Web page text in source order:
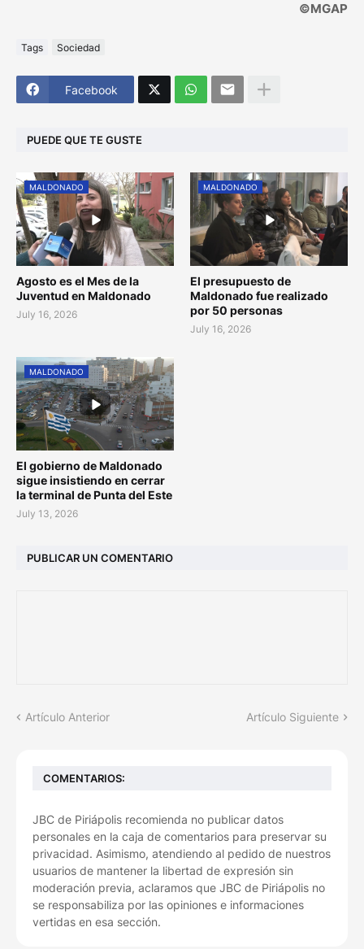
©MGAP
Tags Sociedad
Facebook
PUEDE QUE TE GUSTE
MALDONADO
Agosto es el Mes de la
Juventud en Maldonado
July 16, 2026
MALDONADO
El presupuesto de
Maldonado fue realizado
por 50 personas
July 16, 2026
MALDONADO
El gobierno de Maldonado
sigue insistiendo en cerrar
la terminal de Punta del Este
July 13, 2026
PUBLICAR UN COMENTARIO
Artículo Anterior Artículo Siguiente
COMENTARIOS:
JBC de Piriápolis recomienda no publicar datos
personales en la caja de comentarios para preservar su
privacidad. Asimismo, atendiendo al pedido de nuestros
usuarios de mantener la libertad de expresión sin
moderación previa, aclaramos que JBC de Piriápolis no
se responsabiliza por las opiniones e informaciones
vertidas en esa sección.